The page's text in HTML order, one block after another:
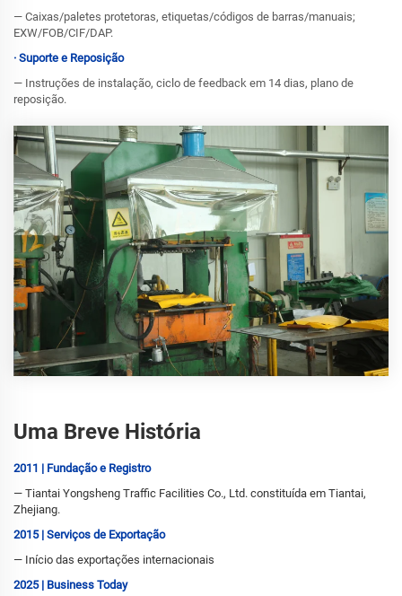
— Caixas/paletes protetoras, etiquetas/códigos de barras/manuais;
EXW/FOB/CIF/DAP.
· Suporte e Reposição
— Instruções de instalação, ciclo de feedback em 14 dias, plano de
reposição.
Uma Breve História
2011 | Fundação e Registro
— Tiantai Yongsheng Traffic Facilities Co., Ltd. constituída em Tiantai,
Zhejiang.
2015 | Serviços de Exportação
— Início das exportações internacionais
2025 | Business Today